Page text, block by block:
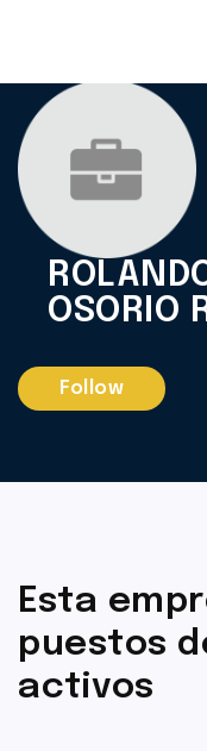
OSORIO
Follow
Esta
puestos
activos